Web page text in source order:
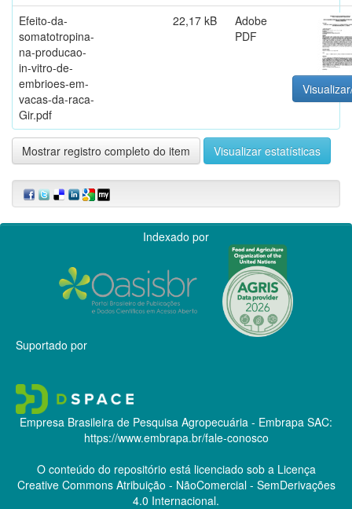
Efeito-da-
somatotropina-
na-producao-
in-vitro-de-
embrioes-em-
vacas-da-raca-
Gir.pdf
22,17 kB
Adobe
PDF
Mostrar registro completo do item Visualizar estatísticas
Indexado por
Suportado por
Empresa Brasileira de Pesquisa Agropecuária - Embrapa SAC:
https://www.embrapa.br/fale-conosco
O conteúdo do repositório está licenciado sob a Licença
Creative CommonsAtribuição - NãoComercial - SemDerivações
4.0 Internacional.